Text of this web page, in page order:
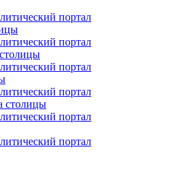
портал
портал
портал
портал
столицы
портал
портал